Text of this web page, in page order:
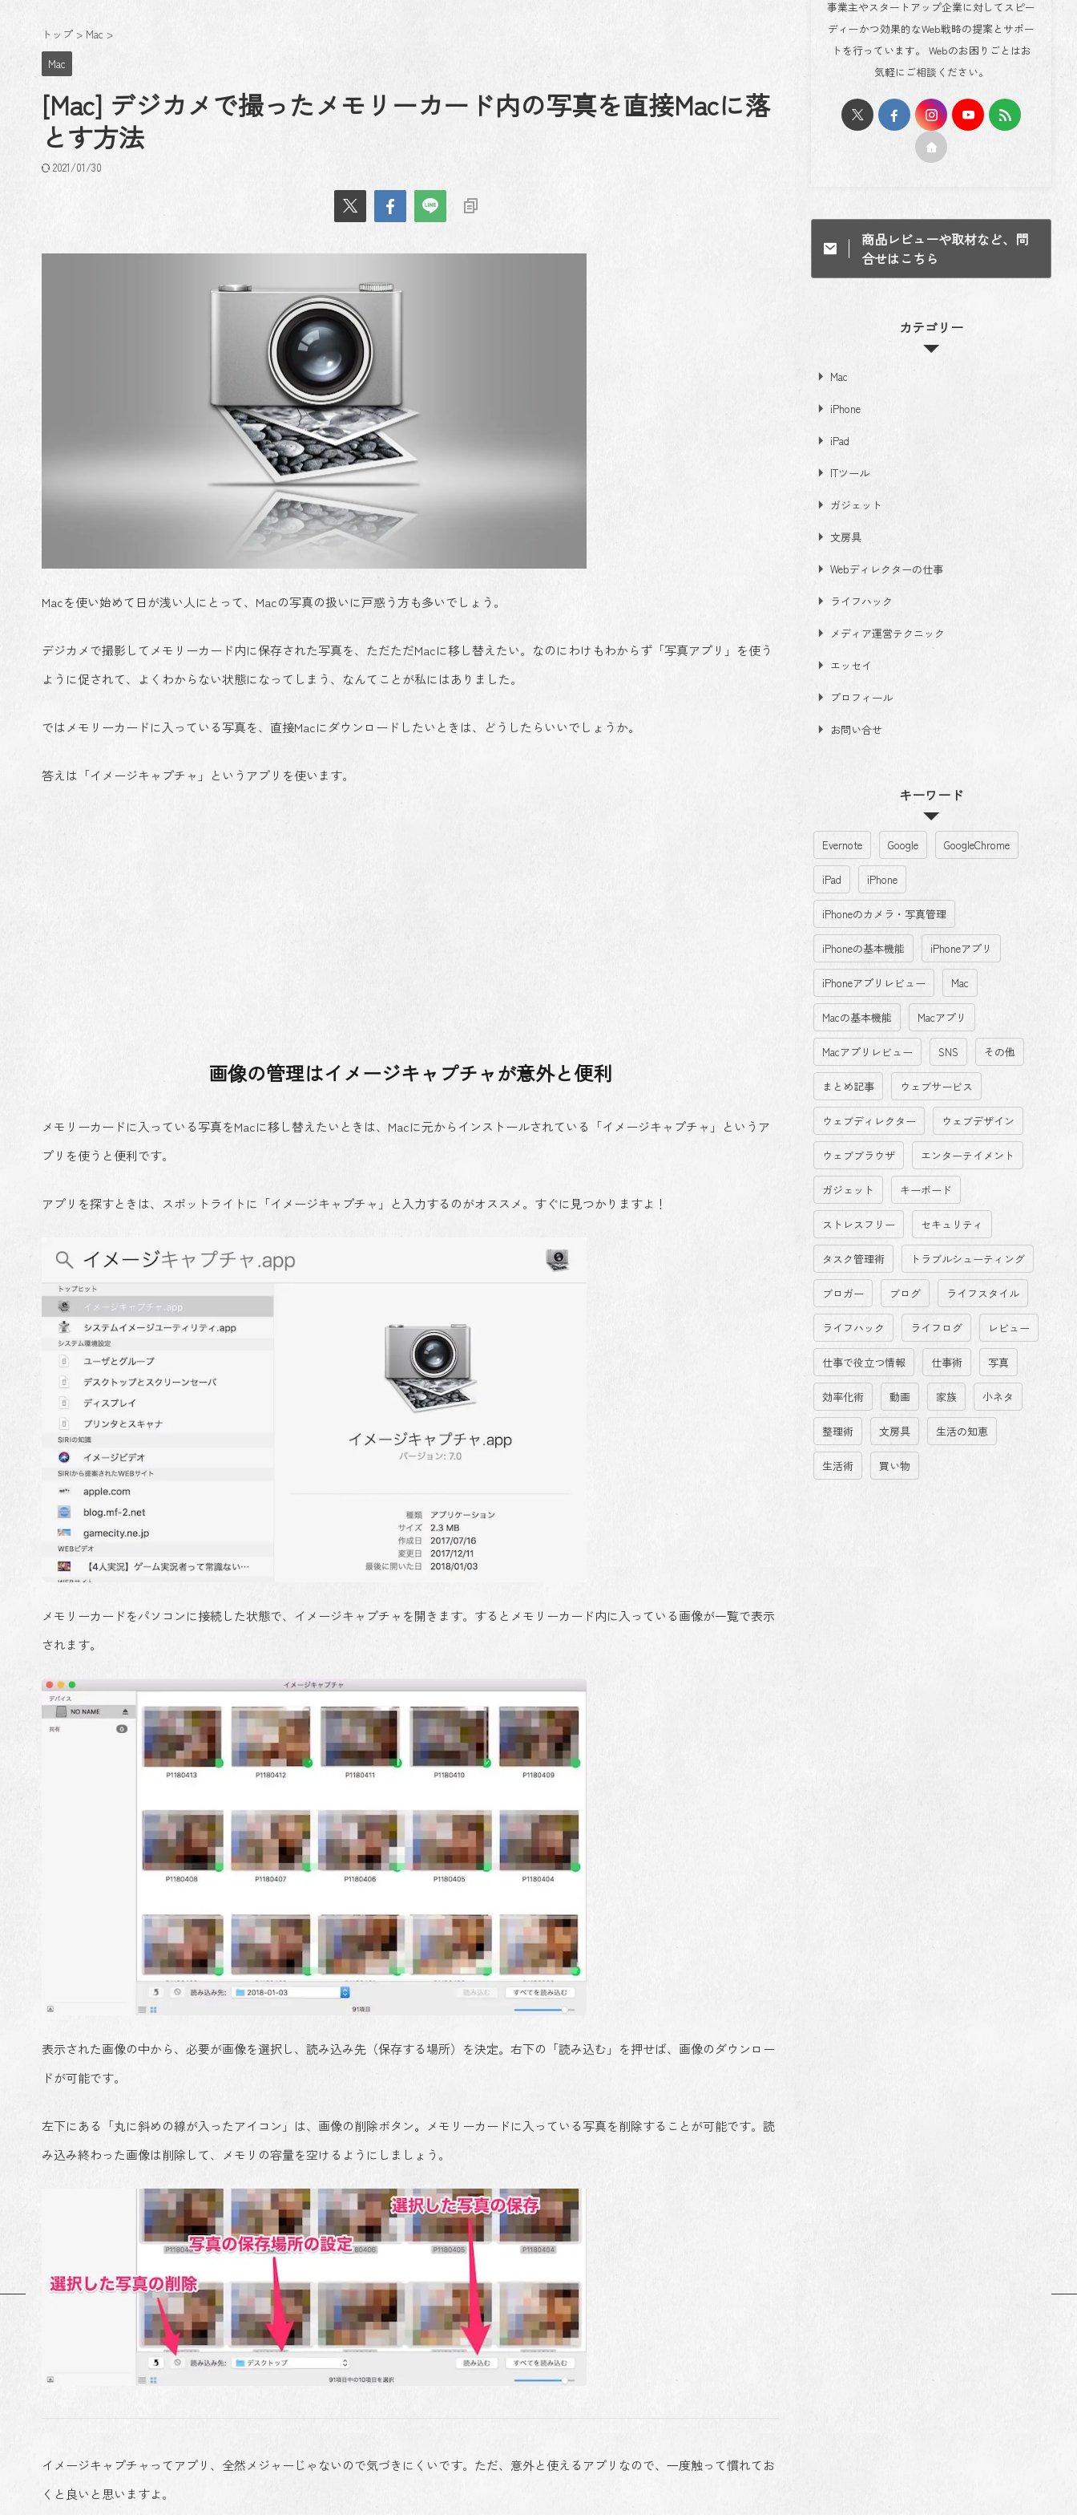
トップ > Mac >
Mac
[Mac] デジカメで撮ったメモリーカード内の写真を直接Macに落
とす方法
2021/01/30
Macを使い始めて日が浅い人にとって、Macの写真の扱いに戸惑う方も多いでしょう。
デジカメで撮影してメモリーカード内に保存された写真を、ただただMacに移し替えたい。なのにわけもわからず「写真アプリ」を使う
ように促されて、よくわからない状態になってしまう、なんてことが私にはありました。
ではメモリーカードに入っている写真を、直接Macにダウンロードしたいときは、どうしたらいいでしょうか。
答えは「イメージキャプチャ」というアプリを使います。
画像の管理はイメージキャプチャが意外と便利
メモリーカードに入っている写真をMacに移し替えたいときは、Macに元からインストールされている「イメージキャプチャ」というア
プリを使うと便利です。
アプリを探すときは、スポットライトに「イメージキャプチャ」と入力するのがオススメ。すぐに見つかりますよ！
メモリーカードをパソコンに接続した状態で、イメージキャプチャを開きます。するとメモリーカード内に入っている画像が一覧で表示
されます。
表示された画像の中から、必要が画像を選択し、読み込み先（保存する場所）を決定。右下の「読み込む」を押せば、画像のダウンロー
ドが可能です。
左下にある「丸に斜めの線が入ったアイコン」は、画像の削除ボタン。メモリーカードに入っている写真を削除することが可能です。読
み込み終わった画像は削除して、メモリの容量を空けるようにしましょう。
イメージキャプチャってアプリ、全然メジャーじゃないので気づきにくいです。ただ、意外と使えるアプリなので、一度触って慣れてお
くと良いと思いますよ。
事業主やスタートアップ企業に対してスピー
ディーかつ効果的なWeb戦略の提案とサポー
トを行っています。 Webのお困りごとはお
気軽にご相談ください。
商品レビューや取材など、問
合せはこちら
カテゴリー
Mac
iPhone
iPad
ITツール
ガジェット
文房具
Webディレクターの仕事
ライフハック
メディア運営テクニック
エッセイ
プロフィール
お問い合せ
キーワード
Evernote Google GoogleChrome
iPad iPhone
iPhoneのカメラ・写真管理
iPhoneの基本機能 iPhoneアプリ
iPhoneアプリレビュー Mac
Macの基本機能 Macアプリ
Macアプリレビュー SNS その他
まとめ記事 ウェブサービス
ウェブディレクター ウェブデザイン
ウェブブラウザ エンターテイメント
ガジェット キーボード
ストレスフリー セキュリティ
タスク管理術 トラブルシューティング
ブロガー ブログ ライフスタイル
ライフハック ライフログ レビュー
仕事で役立つ情報 仕事術 写真
効率化術 動画 家族 小ネタ
整理術 文房具 生活の知恵
生活術 買い物